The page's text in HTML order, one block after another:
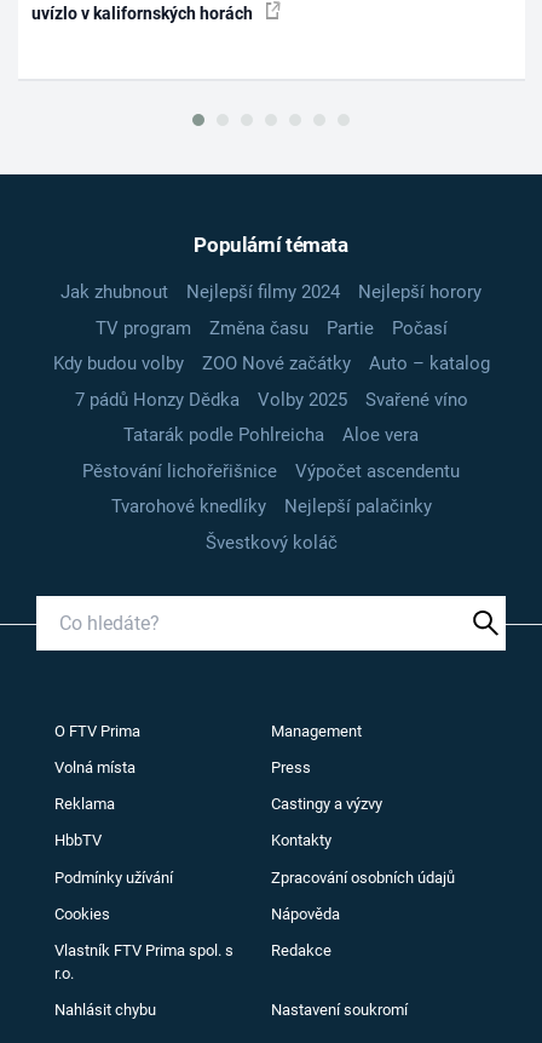
uvízlo v kalifornských horách
Populární témata
Jak zhubnout Nejlepší filmy 2024
Nejlepší horory
TV program
Změna času Partie
Počasí
Kdy budou volby
ZOO Nové začátky
Auto – katalog
7 pádů Honzy Dědka
Volby 2025
Svařené víno
Tatarák podle Pohlreicha
Aloe vera
Pěstování lichořeřišnice
Výpočet ascendentu
Tvarohové knedlíky
Nejlepší palačinky
Švestkový koláč
O FTV Prima Management
Volná místa Press
Reklama Castingy a výzvy
HbbTV Kontakty
Podmínky užívání Zpracování osobních údajů
Cookies Nápověda
Vlastník FTV Prima spol. s
r.o.
Redakce
Nahlásit chybu Nastavení soukromí